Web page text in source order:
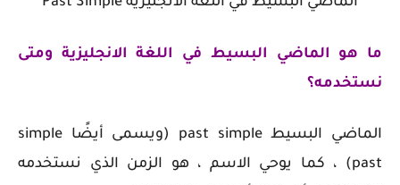
ما هو الماضي البسيط في اللغة الانجليزية ومتى
نستخدمه؟
الماضي البسيطpast simple
(ويسمى أيضًا simple
past) ، كما يوحي الاسم ، هو الزمن الذي نستخدمه